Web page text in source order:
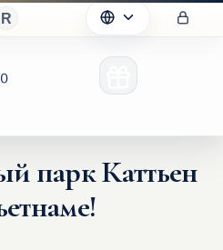
парк Каттьен